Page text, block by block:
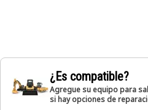
¿Es compatible?
Agregue su equipo para
si hay opciones de